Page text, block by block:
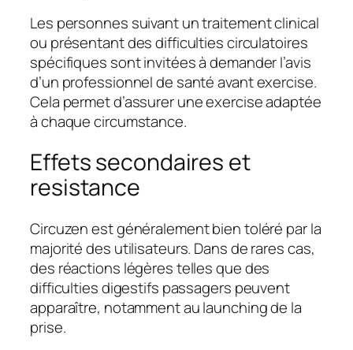
Les personnes suivant un traitement clinical
ou présentant des difficulties circulatoires
spécifiques sont invitées à demander l’avis
d’un professionnel de santé avant exercise.
Cela permet d’assurer une exercise adaptée
à chaque circumstance.
Effets secondaires et
resistance
Circuzen est généralement bien toléré par la
majorité des utilisateurs. Dans de rares cas,
des réactions légères telles que des
difficulties digestifs passagers peuvent
apparaître, notamment au launching de la
prise.